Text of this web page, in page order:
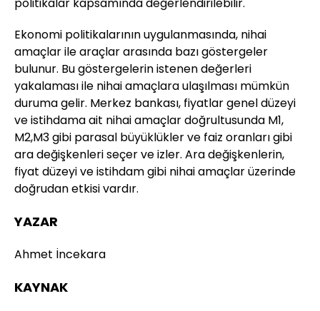
Ekonomi politikalarının uygulanmasında, nihai
amaçlar ile araçlar arasında bazı göstergeler
bulunur. Bu göstergelerin istenen değerleri
yakalaması ile nihai amaçlara ulaşılması mümkün
duruma gelir. Merkez bankası, fiyatlar genel düzeyi
ve istihdama ait nihai amaçlar doğrultusunda M1,
M2,M3 gibi parasal büyüklükler ve faiz oranları gibi
ara değişkenleri seçer ve izler. Ara değişkenlerin,
fiyat düzeyi ve istihdam gibi nihai amaçlar üzerinde
doğrudan etkisi vardır.
YAZAR
Ahmet İncekara
KAYNAK